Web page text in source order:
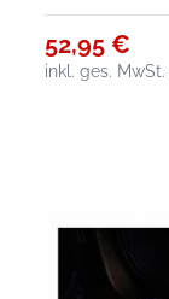
52,95 €
inkl. ges. MwSt.